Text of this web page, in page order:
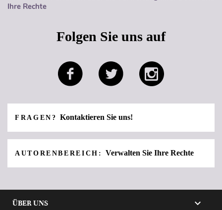
Ihre Rechte
Folgen Sie uns auf
FRAGEN? Kontaktieren Sie uns!
AUTORENBEREICH: Verwalten Sie Ihre Rechte
ÜBER UNS 